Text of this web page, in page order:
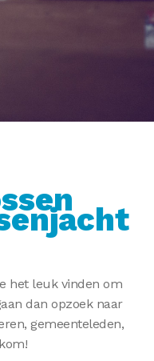
het leuk vinden om
dan opzoek naar
gemeenteleden,